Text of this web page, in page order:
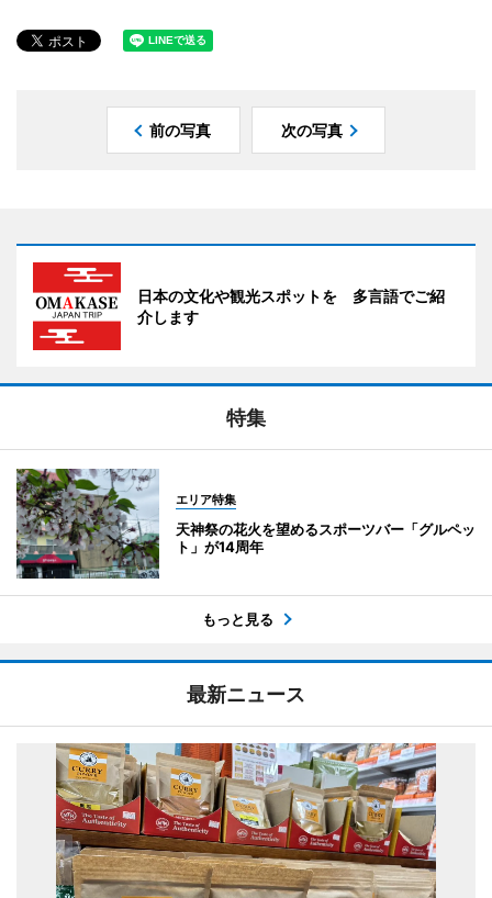
前の写真 次の写真
日本の文化や観光スポットを 多言語でご紹
介します
特集
エリア特集
天神祭の花火を望めるスポーツバー「グルペッ
ト」が14周年
もっと見る
最新ニュース